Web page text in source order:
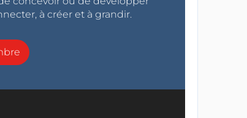
à créer et à grandir.